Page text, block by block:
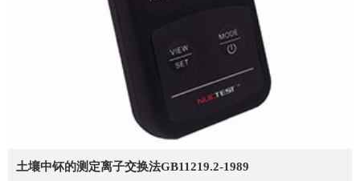
土壤中钚的测定离子交换法GB11219.2-1989